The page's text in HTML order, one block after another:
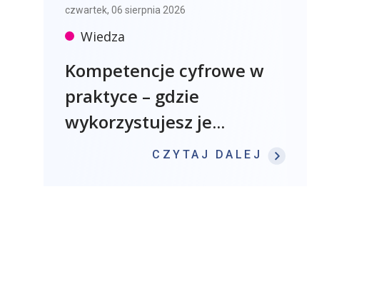
czwartek, 06 sierpnia 2026
Wiedza
Kompetencje cyfrowe w
praktyce – gdzie
wykorzystujesz je...
CZYTAJ DALEJ :